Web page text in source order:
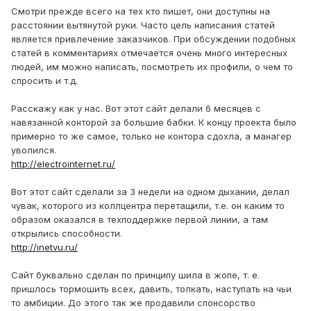
Смотри прежде всего на тех кто пишет, они доступны на
расстоянии вытянутой руки. Часто цель написания статей
является привлечение заказчиков. При обсуждении подобных
статей в комментариях отмечается очень много интересных
людей, им можно написать, посмотреть их профили, о чем то
спросить и т.д.
Расскажу как у нас. Вот этот сайт делали 6 месяцев с
навязанной конторой за большие бабки. К концу проекта было
примерно то же самое, только не контора сдохла, а манагер
уволился.
http://electrointernet.ru/
Вот этот сайт сделали за 3 недели на одном дыхании, делал
чувак, которого из коллцентра перетащили, т.е. он каким то
образом оказался в техподдержке первой линии, а там
открылись способности.
http://inetvu.ru/
Сайт буквально сделан по принципу шила в жопе, т. е.
пришлось тормошить всех, давить, толкать, наступать на чьи
то амбиции. До этого так же продавили спонсорство